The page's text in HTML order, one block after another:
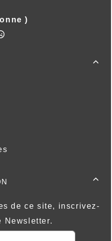
)


de ce site, inscrivez-
Newsletter.